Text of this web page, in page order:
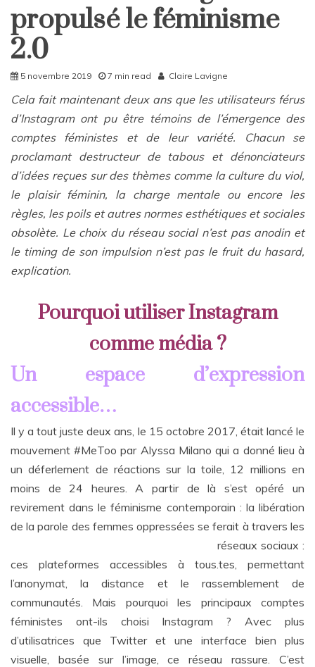
propulsé le féminisme
2.0
5 novembre 2019 7 min read Claire Lavigne
Cela fait maintenant deux ans que les utilisateurs férus
d’Instagram ont pu être témoins de l’émergence des
comptes féministes et de leur variété. Chacun se
proclamant destructeur de tabous et dénonciateurs
d’idées reçues sur des thèmes comme la culture du viol,
le plaisir féminin, la charge mentale ou encore les
règles, les poils et autres normes esthétiques et sociales
obsolète. Le choix du réseau social n’est pas anodin et
le timing de son impulsion n’est pas le fruit du hasard,
explication.
Pourquoi utiliser Instagram
comme média ?
Un espace d’expression
accessible…
Il y a tout juste deux ans, le 15 octobre 2017, était lancé le
mouvement #MeToo par Alyssa Milano qui a donné lieu à
un déferlement de réactions sur la toile, 12 millions en
moins de 24 heures. A partir de là s’est opéré un
revirement dans le féminisme contemporain : la libération
de la parole des femmes oppressées seferait à travers les
réseaux sociaux :
ces plateformes accessibles à tous.tes, permettant
l’anonymat, la distance et le rassemblement de
communautés. Mais pourquoi les principaux comptes
féministes ont-ils choisi Instagram ? Avec plus
d’utilisatrices que Twitter et une interface bien plus
visuelle, basée sur l’image, ce réseau rassure. C’est